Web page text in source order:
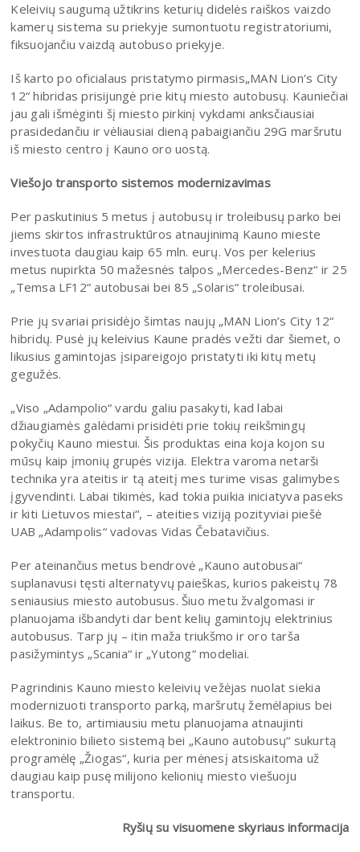
Keleivių saugumą užtikrins keturių didelės raiškos vaizdo
kamerų sistema su priekyje sumontuotu registratoriumi,
fiksuojančiu vaizdą autobuso priekyje.
Iš karto po oficialaus pristatymo pirmasis„MAN Lion’s City
12“ hibridas prisijungė prie kitų miesto autobusų. Kauniečiai
jau gali išmėginti šį miesto pirkinį vykdami anksčiausiai
prasidedančiu ir vėliausiai dieną pabaigiančiu 29G maršrutu
iš miesto centro į Kauno oro uostą.
Viešojo transporto sistemos modernizavimas
Per paskutinius 5 metus į autobusų ir troleibusų parko bei
jiems skirtos infrastruktūros atnaujinimą Kauno mieste
investuota daugiau kaip 65 mln. eurų. Vos per kelerius
metus nupirkta 50 mažesnės talpos „Mercedes-Benz“ ir 25
„Temsa LF12“ autobusai bei 85 „Solaris“ troleibusai.
Prie jų svariai prisidėjo šimtas naujų „MAN Lion’s City 12“
hibridų. Pusė jų keleivius Kaune pradės vežti dar šiemet, o
likusius gamintojas įsipareigojo pristatyti iki kitų metų
gegužės.
„Viso „Adampolio“ vardu galiu pasakyti, kad labai
džiaugiamės galėdami prisidėti prie tokių reikšmingų
pokyčių Kauno miestui. Šis produktas eina koja kojon su
mūsų kaip įmonių grupės vizija. Elektra varoma netarši
technika yra ateitis ir tą ateitį mes turime visas galimybes
įgyvendinti. Labai tikimės, kad tokia puikia iniciatyva paseks
ir kiti Lietuvos miestai“, – ateities viziją pozityviai piešė
UAB „Adampolis“ vadovas Vidas Čebatavičius.
Per ateinančius metus bendrovė „Kauno autobusai“
suplanavusi tęsti alternatyvų paieškas, kurios pakeistų 78
seniausius miesto autobusus. Šiuo metu žvalgomasi ir
planuojama išbandyti dar bent kelių gamintojų elektrinius
autobusus. Tarp jų – itin maža triukšmo ir oro tarša
pasižymintys „Scania“ ir „Yutong“ modeliai.
Pagrindinis Kauno miesto keleivių vežėjas nuolat siekia
modernizuoti transporto parką, maršrutų žemėlapius bei
laikus. Be to, artimiausiu metu planuojama atnaujinti
elektroninio bilieto sistemą bei „Kauno autobusų“ sukurtą
programėlę „Žiogas“, kuria per mėnesį atsiskaitoma už
daugiau kaip pusę milijono kelionių miesto viešuoju
transportu.
Ryšių su visuomene skyriaus informacija